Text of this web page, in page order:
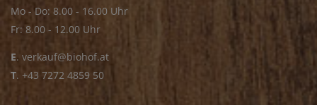
Mo - Do: 8.00 - 16.00 Uhr
Fr: 8.00 - 12.00 Uhr
E. verkauf@biohof.at
T. +43 7272 4859 50